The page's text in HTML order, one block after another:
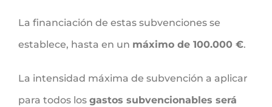
La financiación de estas subvenciones se
establece, hasta en un máximo de 100.000 €.
La intensidad máxima de subvención a aplicar
para todos los gastos subvencionables será